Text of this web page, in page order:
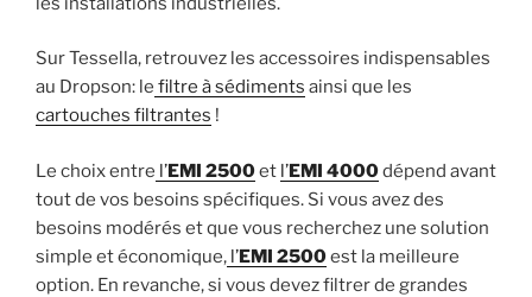
Sur Tessella, retrouvez les accessoires indispensables
au Dropson: le filtre à sédiments ainsi que les
cartouches filtrantes !
Le choix entre l’EMI 2500et l’EMI 4000dépend avant
tout de vos besoins spécifiques. Si vous avez des
besoins modérés et que vous recherchez une solution
simple et économique, l’EMI 2500est la meilleure
option. En revanche, si vous devez filtrer de grandes